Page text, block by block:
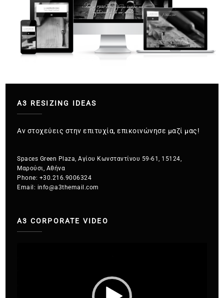
A3 RESIZING IDEAS
Αν στοχεύεις στην επιτυχία, επικοινώνησε μαζί μας!
Spaces Green Plaza, Αγίου Κωνσταντίνου 59-61, 15124,
Μαρούσι, Αθήνα
Phone: +30.216.9006324
Email: info@a3themail.com
A3 CORPORATE VIDEO